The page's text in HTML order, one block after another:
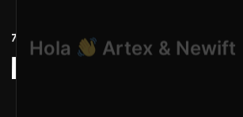
Hola
Artex & Newift